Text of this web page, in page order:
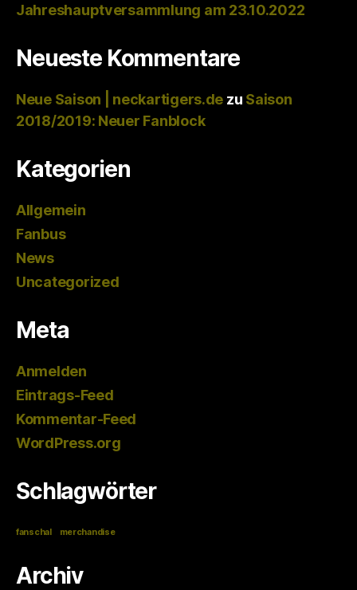
Jahreshauptversammlung am 23.10.2022
Neueste Kommentare
Neue Saison | neckartigers.de zu Saison
2018/2019: Neuer Fanblock
Kategorien
Allgemein
Fanbus
News
Uncategorized
Meta
Anmelden
Eintrags-Feed
Kommentar-Feed
WordPress.org
Schlagwörter
fanschal merchandise
Archiv